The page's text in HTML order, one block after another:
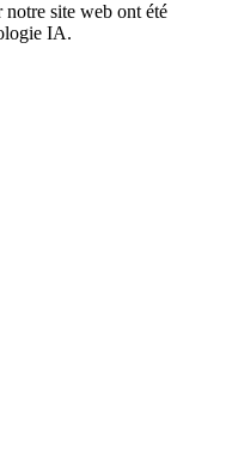
notre site web ont été
IA.